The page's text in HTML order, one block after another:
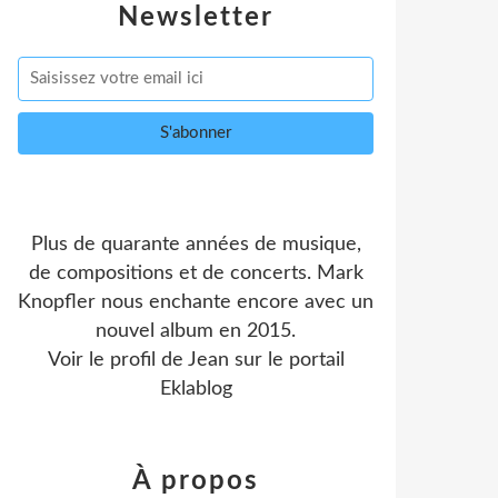
Newsletter
Plus de quarante années de musique,
de compositions et de concerts. Mark
Knopfler nous enchante encore avec un
nouvel album en 2015.
Voir le profil de Jean sur le portail
Eklablog
À propos